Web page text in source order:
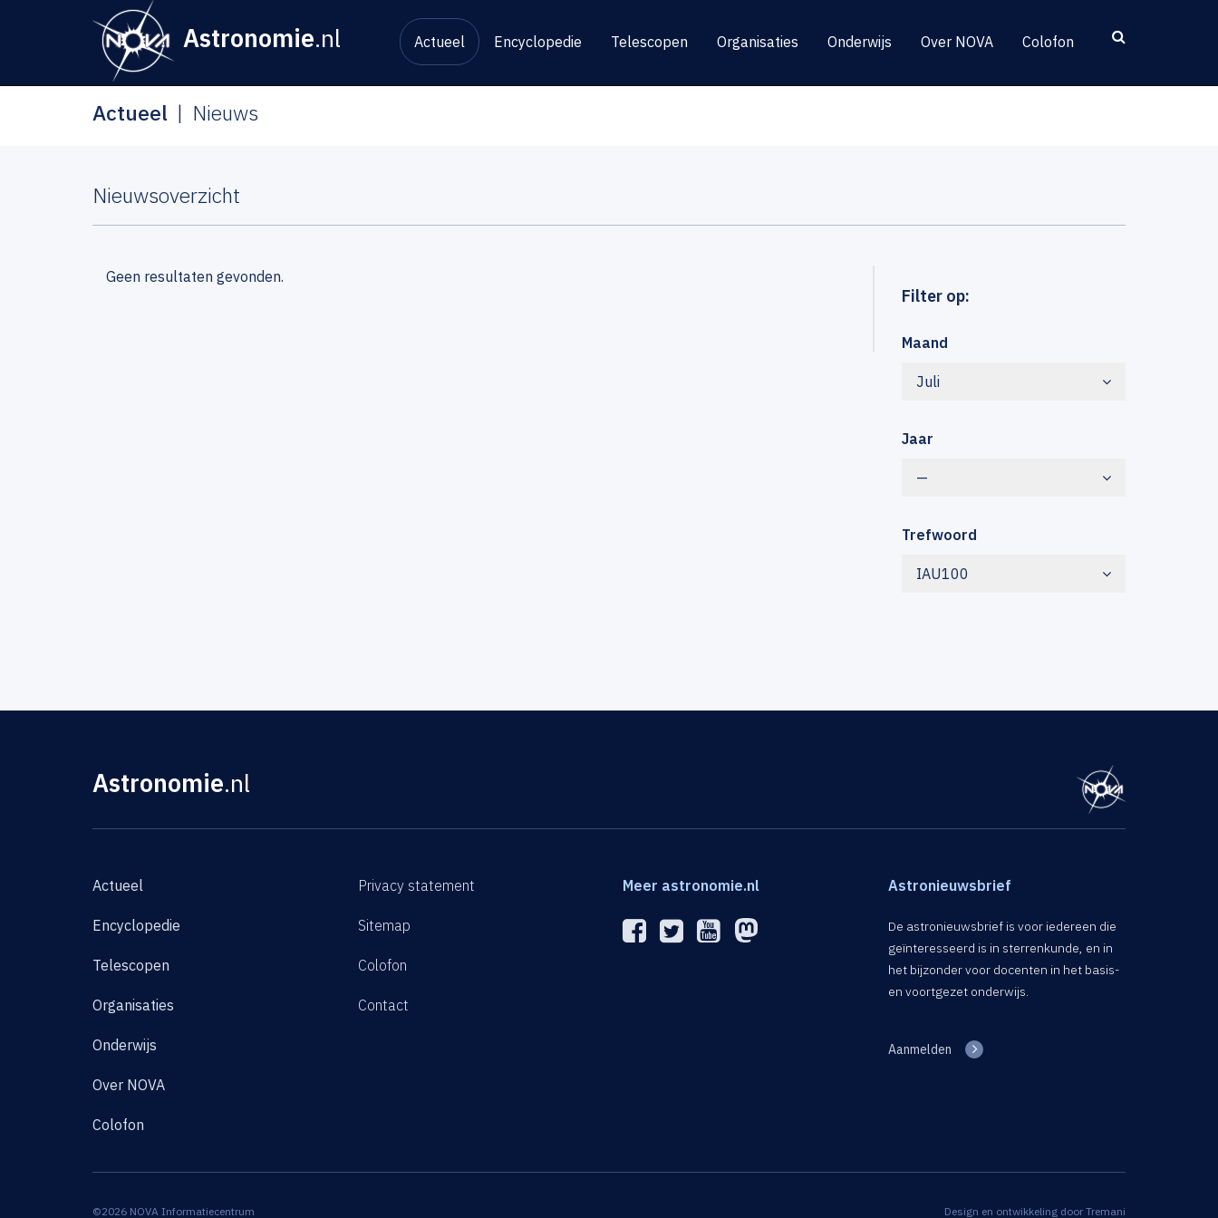
Astronomie.nl Actueel Encyclopedie Telescopen Organisaties Onderwijs Over NOVA Colofon
Actueel Nieuws
Nieuwsoverzicht
Filter op:
Maand
Juli
Jaar
—
Trefwoord
IAU100
Geen resultaten gevonden.
Astronomie.nl
Actueel
Encyclopedie
Telescopen
Organisaties
Onderwijs
Over NOVA
Colofon
Privacy statement
Sitemap
Colofon
Contact
Meer astronomie.nl Astronieuwsbrief
De astronieuwsbrief is voor iedereen die
geïnteresseerd is in sterrenkunde, en in
het bijzonder voor docenten in het basis-
en voortgezet onderwijs.
Aanmelden
©2026 NOVA Informatiecentrum Design en ontwikkeling door Tremani